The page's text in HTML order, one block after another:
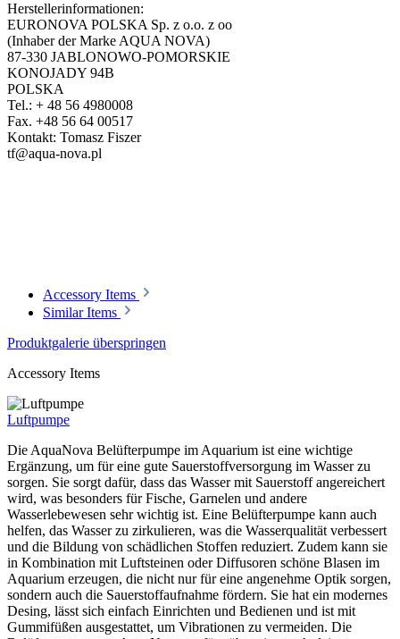
Herstellerinformationen:
EURONOVA POLSKA Sp. z o.o. z oo
(Inhaber der Marke AQUA NOVA)
87-330 JABLONOWO-POMORSKIE
KONOJADY 94B
POLSKA
Tel.: + 48 56 4980008
Fax. +48 56 64 00517
Kontakt: Tomasz Fiszer
tf@aqua-nova.pl
Accessory Items
Similar Items
Produktgalerie überspringen
Accessory Items
Luftpumpe
Die AquaNova Belüfterpumpe im Aquarium ist eine wichtige
Ergänzung, um für eine gute Sauerstoffversorgung im Wasser zu
sorgen. Sie sorgt dafür, dass das Wasser mit Sauerstoff angereichert
wird, was besonders für Fische, Garnelen und andere
Wasserlebewesen sehr wichtig ist. Eine Belüfterpumpe kann auch
helfen, das Wasser zu zirkulieren, was die Wasserqualität verbessert
und die Bildung von schädlichen Stoffen reduziert. Zudem kann sie
in Kombination mit Luftsteinen oder Diffusoren schöne Blasen im
Aquarium erzeugen, die nicht nur für eine angenehme Optik sorgen,
sondern auch die Sauerstoffaufnahme fördern. Sie hat ein modernes
Desing, lässt sich einfach Einrichten und Bedienen und ist mit
Gummifüßen ausgestattet, um Vibrationen zu vermeiden. Die